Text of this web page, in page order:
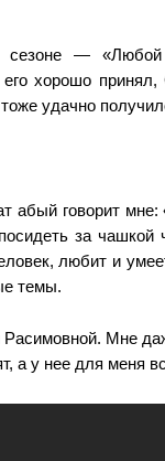
—
его хорошо
удачно
говорит мне:
за чашкой
любит и
темы.
Мне
а у нее для меня